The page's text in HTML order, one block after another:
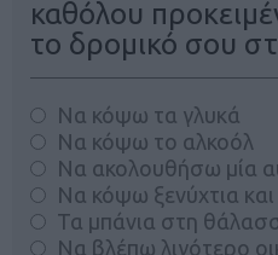
καθόλου
το δρομικό σου
Να κόψω τα γλυκά
Να κόψω το αλκοόλ
Να ακολουθήσω μία
Να κόψω ξενύχτια και
Τα μπάνια στη
Να βλέπω λιγότερο